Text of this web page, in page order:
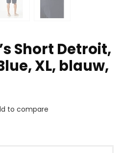
Short Detroit,
XL, blauw,
to compare